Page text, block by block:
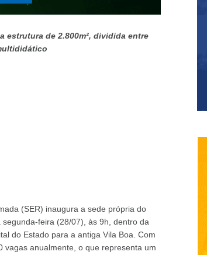
estrutura de 2.800m², dividida entre
(SER) inaugura a sede própria do
feira (28/07), às 9h, dentro da
do Estado para a antiga Vila Boa. Com
anualmente, o que representa um